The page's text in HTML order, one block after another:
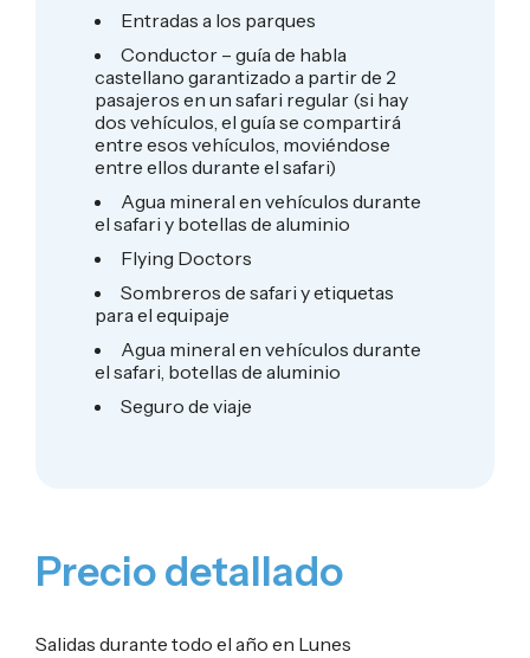
Entradas a los parques
Conductor – guía de habla
castellano garantizado a partir de 2
pasajeros en un safari regular (si hay
dos vehículos, el guía se compartirá
entre esos vehículos, moviéndose
entre ellos durante el safari)
Agua mineral en vehículos durante
el safari y botellas de aluminio
Flying Doctors
Sombreros de safari y etiquetas
para el equipaje
Agua mineral en vehículos durante
el safari, botellas de aluminio
Seguro de viaje
Precio detallado
Salidas durante todo el año en Lunes